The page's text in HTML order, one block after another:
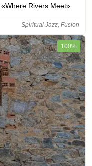
«Where Rivers Meet»
Spiritual Jazz, Fusion
100%